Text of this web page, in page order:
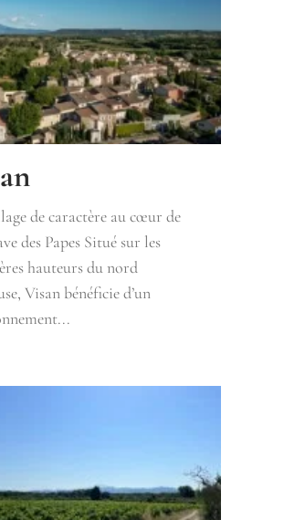
de caractère au cœur de
des Papes Situé sur les
hauteurs du nord
Visan bénéficie d’un